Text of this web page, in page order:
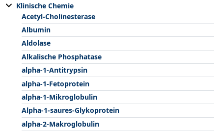
Klinische Chemie
Acetyl-Cholinesterase
Albumin
Aldolase
Alkalische Phosphatase
alpha-1-Antitrypsin
alpha-1-Fetoprotein
alpha-1-Mikroglobulin
Alpha-1-saures-Glykoprotein
alpha-2-Makroglobulin